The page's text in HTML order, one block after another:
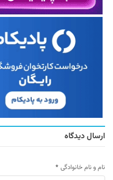
ارسال دیدگاه
نام و نام خانوادگی *